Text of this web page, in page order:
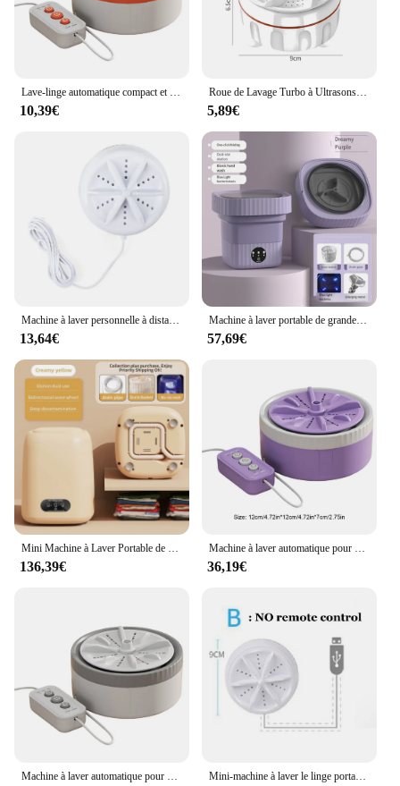
Lave-linge automatique compact et peu encombrant, machine à laver, aste par USB, léger, voyage en appartement
10,39€
Roue de Lavage Turbo à Ultrasons Multifonction, Turbine à Bulles, Machine à Rotation, USB, Livres, Faible Bruit, pour Chaussettes, Sous-Vêtements
5,89€
Machine à laver personnelle à distance, portable, technologie de turbine à ultrasons, D343, pour les voyages en famille
13,64€
Machine à laver portable de grande capacité avec panier de vidange, 11l, 6l, 110-260V, mini laveuse et sécheuse, utilisation pour appartement, camping, voyage, sous-vêtements
57,69€
Mini Machine à Laver Portable de Grande Capacité de 9l, Appareil avec vaccage par Rotation, pour Vêtements et Jouets, 110V/220V
136,39€
Machine à laver automatique pour vêtements, turbine aste par USB, arrêt automatique, léger, voyage, appartement
36,19€
Machine à laver automatique pour vêtements, aste par USB, mini machine à linge, peu encombrante, légère, voyage en appartement Mini-machine à laver le linge portable à bulles d'air,lave-linge rotative ultrasonique turbo de voyage, appareil de blanchisserie,